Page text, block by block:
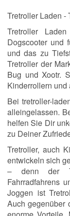
Tretroller Laden -
Tretroller
Dogscooter und
und das zu
Tretroller der
Bug und Xootr.
Kinderrollern und
Bei tretroller-
alleingelassen.
helfen Sie Dir
zu Deiner
Tretroller, auch
entwickeln sich
– denn der
Fahrradfahrens
Joggen ist
Auch gegenüber